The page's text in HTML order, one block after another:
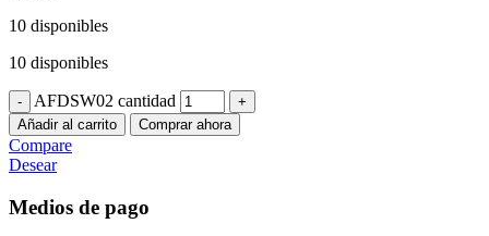
10 disponibles
10 disponibles
AFDSW02 cantidad
Añadir al carrito Comprar ahora
Compare
Desear
Medios de pago